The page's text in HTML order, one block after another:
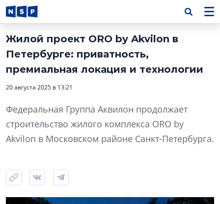
Жилой проект ORO by Akvilon в
Петербурге: приватность,
премиальная локация и технологии
20 августа 2025 в 13:21
Федеральная Группа Аквилон продолжает
строительство жилого комплекса ORO by
Akvilon в Московском районе Санкт-Петербурга.